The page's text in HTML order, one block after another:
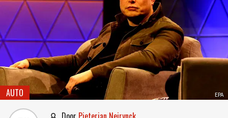
EPA
AUTO